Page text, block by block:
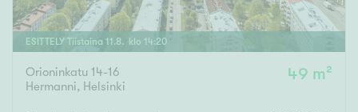
ESITTELY Tiistaina 11 .8. klo 14:20
Orioninkatu 14-16
Hermanni, Helsinki
49 m²